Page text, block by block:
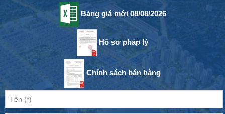
Bảng giá mới 08/08/2026
Hồ sơ pháp lý
Chính sách bán hàng